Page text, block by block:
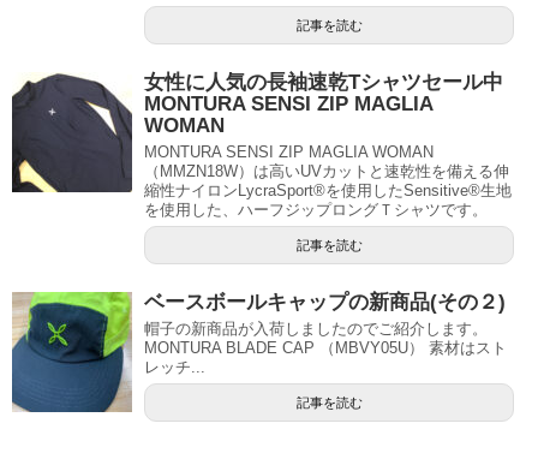
記事を読む
女性に人気の長袖速乾Tシャツセール中
MONTURA SENSI ZIP MAGLIA
WOMAN
MONTURA SENSI ZIP MAGLIA WOMAN
（MMZN18W）は高いUVカットと速乾性を備える伸
縮性ナイロンLycraSport®を使用したSensitive®生地
を使用した、ハーフジップロングＴシャツです。
記事を読む
ベースボールキャップの新商品(その２)
帽子の新商品が入荷しましたのでご紹介します。
MONTURA BLADE CAP （MBVY05U） 素材はスト
レッチ...
記事を読む